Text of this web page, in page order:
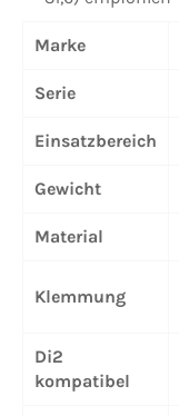
Marke
Serie
Einsatzbereich
Gewicht
Material
Klemmung
Di2
kompatibel